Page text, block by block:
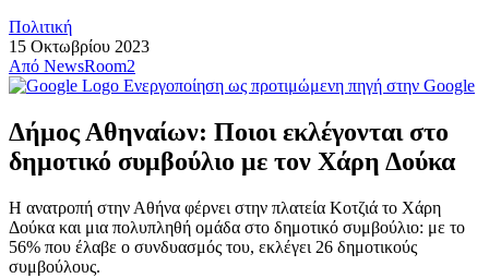
Πολιτική
15 Οκτωβρίου 2023
Από NewsRoom2
Ενεργοποίηση ως προτιμώμενη πηγή στην Google
Δήμος Αθηναίων: Ποιοι εκλέγονται στο
δημοτικό συμβούλιο με τον Χάρη Δούκα
Η ανατροπή στην Αθήνα φέρνει στην πλατεία Κοτζιά το Χάρη
Δούκα και μια πολυπληθή ομάδα στο δημοτικό συμβούλιο: με το
56% που έλαβε ο συνδυασμός του, εκλέγει 26 δημοτικούς
συμβούλους.